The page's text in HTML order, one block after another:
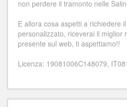
non perdere il tramonto nelle
E allora cosa aspetti a richiedere
personalizzato, riceverai il miglior
presente sul web, ti aspettiamo!!
Licenza: 19081006C148079,